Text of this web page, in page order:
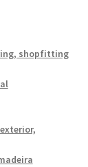
shopfitting